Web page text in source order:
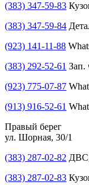
(383) 347-59-83
(383) 347-59-84
(923) 141-11-88
(383) 292-52-61 Зап.
(923) 775-07-87
(913) 916-52-61
Правый берег
ул. Шорная, 30/1
(383) 287-02-82
(383) 287-02-83